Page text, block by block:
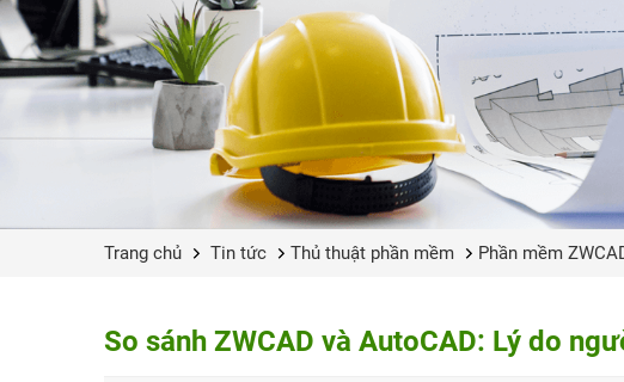
Trang chủ Tin tức Thủ thuật phần mềm Phần mềm
So sánh ZWCAD và AutoCAD: Lý do